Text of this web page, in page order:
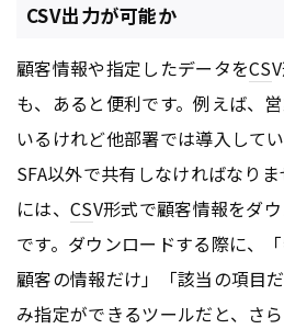
CSV出力が可能か
顧客情報や指定したデータをCS
も、あると便利です。例えば、
いるけれど他部署では導入して
SFA以外で共有しなければなり
には、 CSV形式で顧客情報をダ
です。ダウンロードする際に、
顧客の情報だけ」「該当の項目
み指定ができるツールだと、さ